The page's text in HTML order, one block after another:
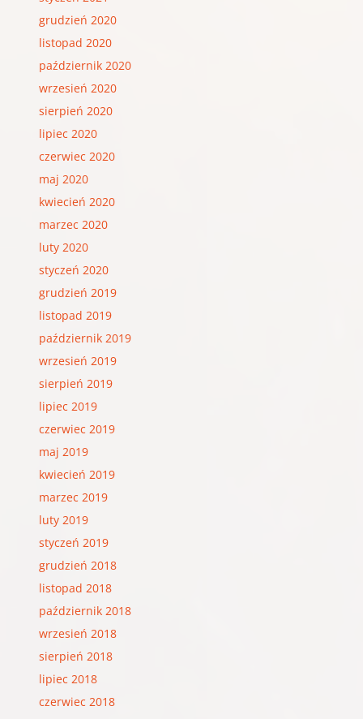
grudzień 2020
listopad 2020
październik 2020
wrzesień 2020
sierpień 2020
lipiec 2020
czerwiec 2020
maj 2020
kwiecień 2020
marzec 2020
luty 2020
styczeń 2020
grudzień 2019
listopad 2019
październik 2019
wrzesień 2019
sierpień 2019
lipiec 2019
czerwiec 2019
maj 2019
kwiecień 2019
marzec 2019
luty 2019
styczeń 2019
grudzień 2018
listopad 2018
październik 2018
wrzesień 2018
sierpień 2018
lipiec 2018
czerwiec 2018